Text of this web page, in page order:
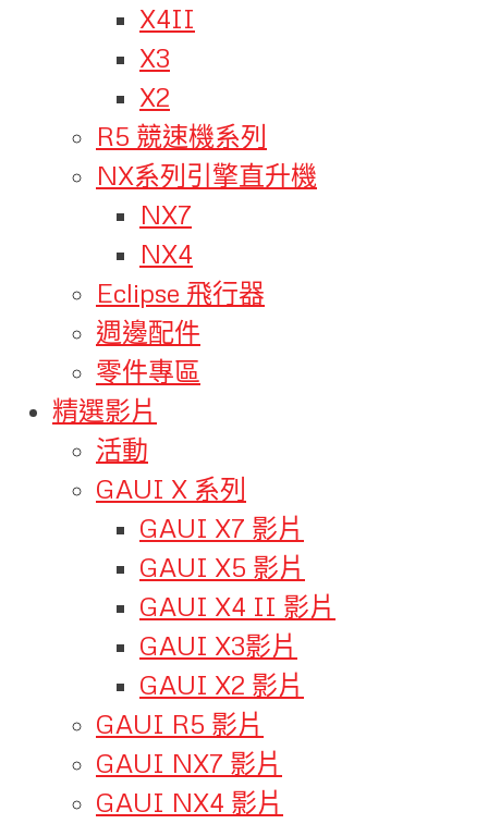
X4II
X3
X2
R5 競速機系列
NX系列引擎直升機
NX7
NX4
Eclipse 飛行器
週邊配件
零件專區
精選影片
活動
GAUI X 系列
GAUI X7 影片
GAUI X5 影片
GAUI X4 II 影片
GAUI X3影片
GAUI X2 影片
GAUI R5 影片
GAUI NX7 影片
GAUI NX4 影片